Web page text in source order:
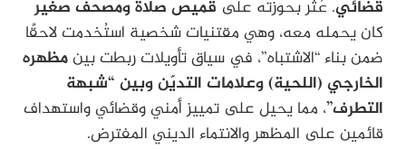
قضائي. عُثر بحوزته على قميص صلاة ومصحف صغير
كان يحمله معه، وهي مقتنيات شخصية استُخدمت لاحقًا
ضمن بناء “الاشتباه”، في سياق تأويلات ربطت بينمظهره
الخارجي (اللحية) وعلامات التديّن وبين “شبهة
التطرف”، مما يحيل على تمييز أمني وقضائي واستهداف
قائمين على المظهر والانتماء الديني المفترض.